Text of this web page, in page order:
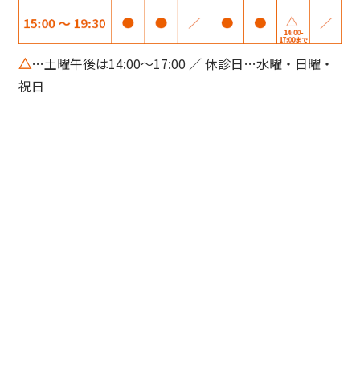
△…土曜午後は14:00～17:00 ／ 休診日…水曜・日曜・
祝日